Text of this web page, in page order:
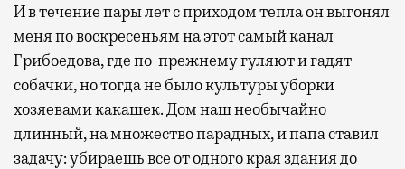
И в течение пары лет с приходом тепла он выгонял
меня по воскресеньям на этот самый канал
Грибоедова, где по-прежнему гуляют и гадят
собачки, но тогда не было культуры уборки
хозяевами какашек. Дом наш необычайно
длинный, на множество парадных, и папа ставил
задачу: убираешь все от одного края здания до